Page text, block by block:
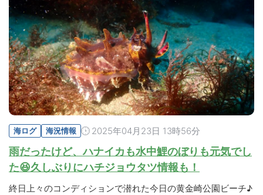
海ログ 海況情報 2025年04月23日 13時56分
雨だったけど、ハナイカも水中鯉のぼりも元気でし
た😆久しぶりにハチジョウタツ情報も！
終日上々のコンディションで潜れた今日の黄金崎公園ビーチ♪